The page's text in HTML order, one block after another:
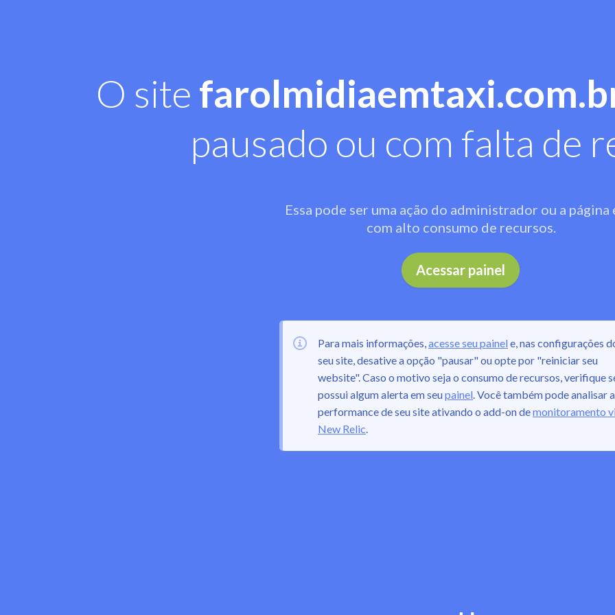
O site
pausado ou com falta de
Essa pode ser uma ação do administrador ou a página
com alto consumo de recursos.
Acessar painel .
Para mais informações,acesse seu painel e, nas configurações
seu site, desative a opção "pausar" ou opte por "reiniciar seu
website". Caso o motivo seja o consumo de recursos, verifique
possui algum alerta em seupainel. Você também pode analisar a
performance de seu site ativando o add-on demonitoramento
New Relic.